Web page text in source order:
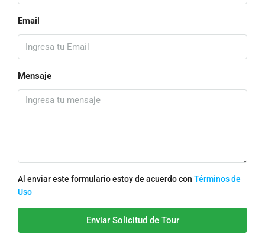
Email
Mensaje
Al enviar este formulario estoy de acuerdo con Términos de
Uso
Enviar Solicitud de Tour